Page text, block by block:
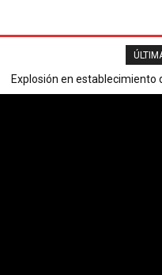
Explosión en
mortales